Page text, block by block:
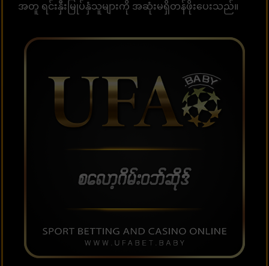
အတူ ရင်းနှီးမြုပ်နှံသူများကို အဆုံးမရှိတန်ဖိုးပေးသည်။